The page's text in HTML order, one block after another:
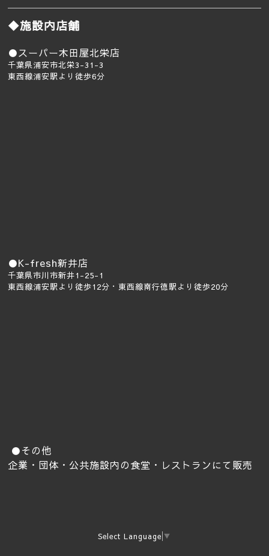
◆施設内店舗
●スーパー木田屋北栄店
千葉県浦安市北栄3-31-3
東西線浦安駅より徒歩6分
●K-fresh新井店
千葉県市川市新井1-25-1
東西線浦安駅より徒歩12分・東西線南行徳駅より徒歩20分
●その他
企業・団体・公共施設内の食堂・レストランにて販売
Select Language ▼